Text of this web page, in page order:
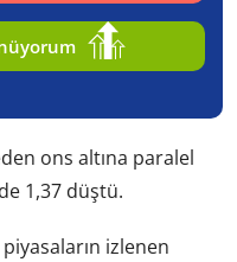
ons altına paralel
1,37 düştü.
izlenen